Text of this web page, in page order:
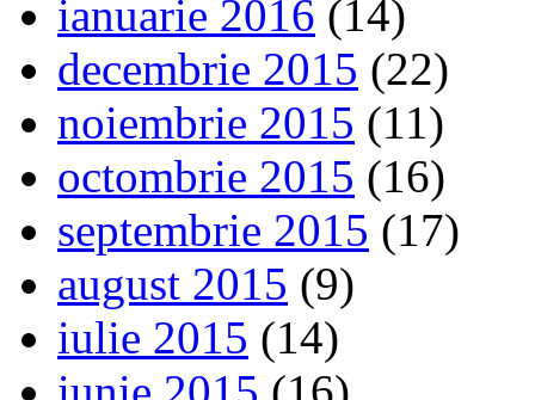
ianuarie 2016 (14)
decembrie 2015 (22)
noiembrie 2015 (11)
octombrie 2015 (16)
septembrie 2015 (17)
august 2015 (9)
iulie 2015 (14)